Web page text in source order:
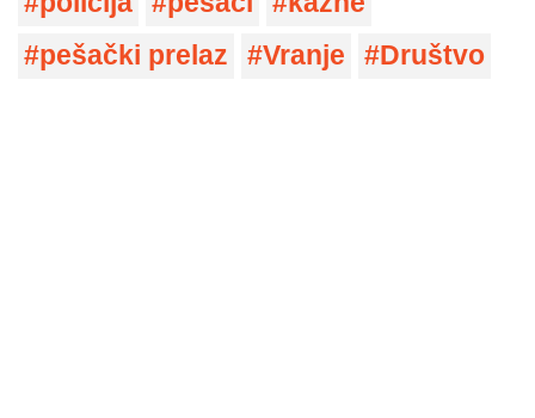
pešački prelaz
Vranje Društvo